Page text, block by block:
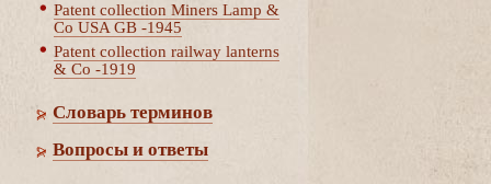
Patent collection Miners Lamp &
Co USA GB -1945
Patent collection railway lanterns
& Co -1919
Словарь термино
опросы и ответы